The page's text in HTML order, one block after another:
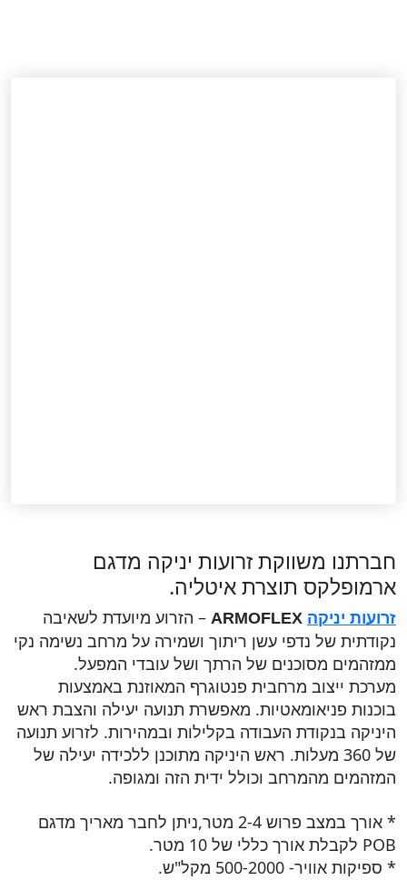
חברתנו משווקת זרועות יניקה מדגם
ארמופלקס תוצרת איטליה.
זרועות יניקה
– הזרוע מיועדת לשאיבה
נקודתית של נדפי עשן ריתוך ושמירה על מרחב נשימה נקי
ממזהמים מסוכנים של הרתך ושל עובדי המפעל.
מערכת ייצוב מרחבית פנטוגרף המאוזנת באמצעות
בוכנות פניאומאטיות. מאפשרת תנועה יעילה והצבת ראש
היניקה בנקודת העבודה בקלילות ובמהירות. לזרוע תנועה
של 360 מעלות. ראש היניקה מתוכנן ללכידה יעילה של
המזהמים מהמרחב וכולל ידית הזה ומגופה.
* אורך במצב פרוש 2-4 מטר,ניתן לחבר מאריך מדגם
POB לקבלת אורך כללי של 10 מטר.
* ספיקות אוויר- 500-2000 מקל"ש.